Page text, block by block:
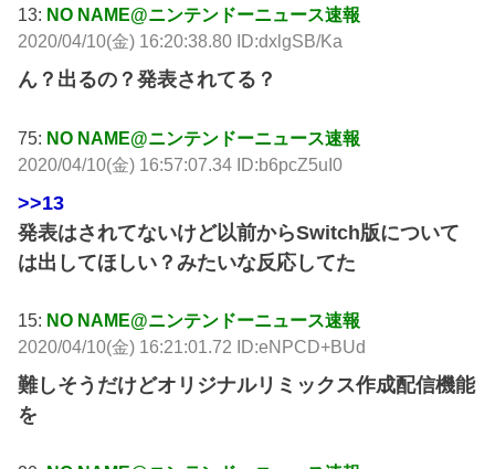
13: NO NAME@ニンテンドーニュース速報
2020/04/10(金) 16:20:38.80 ID:dxlgSB/Ka
ん？出るの？発表されてる？
75: NO NAME@ニンテンドーニュース速報
2020/04/10(金) 16:57:07.34 ID:b6pcZ5uI0
>>13
発表はされてないけど以前からSwitch版について
は出してほしい？みたいな反応してた
15: NO NAME@ニンテンドーニュース速報
2020/04/10(金) 16:21:01.72 ID:eNPCD+BUd
難しそうだけどオリジナルリミックス作成配信機能
を